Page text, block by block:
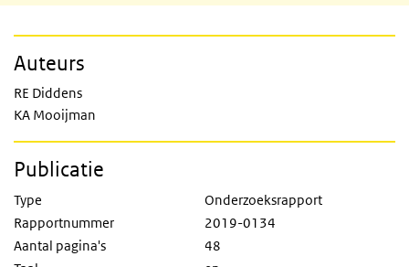
Auteurs
RE Diddens
KA Mooijman
Publicatie
Type
Onderzoeksrapport
Rapportnummer
2019-0134
Aantal pagina's
48